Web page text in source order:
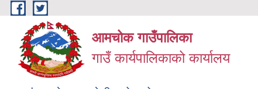
Skip to main content
आमचोक गाउँपालिका
गाउँ कार्यपालिकाको कार्यालय